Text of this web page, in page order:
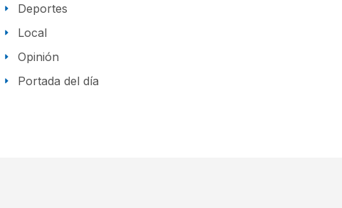
Deportes
Local
Opinión
Portada del día